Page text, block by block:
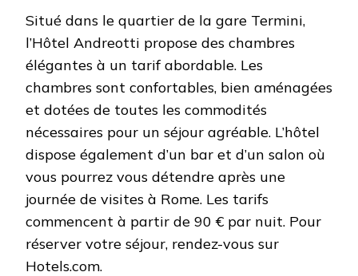
Situé dans le quartier de la gare Termini,
l’Hôtel Andreotti propose des chambres
élégantes à un tarif abordable. Les
chambres sont confortables, bien aménagées
et dotées de toutes les commodités
nécessaires pour un séjour agréable. L’hôtel
dispose également d’un bar et d’un salon où
vous pourrez vous détendre après une
journée de visites à Rome. Les tarifs
commencent à partir de 90 € par nuit. Pour
réserver votre séjour, rendez-vous sur
Hotels.com.